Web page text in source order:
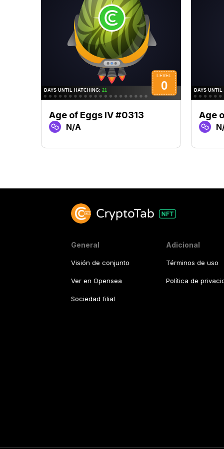
Age of Eggs IV #0313
N/A
Age
General
Visión de conjunto
Ver en Opensea
Sociedad filial
Adicional
Términos de uso
Política de